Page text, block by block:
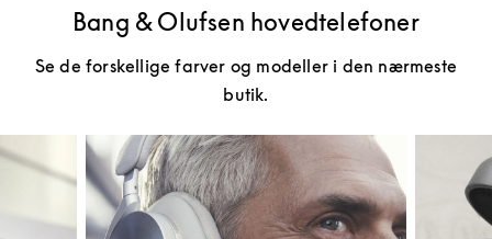
Bang & Olufsen hovedtelefoner
Se de forskellige farver og modeller i den nærmeste
butik.